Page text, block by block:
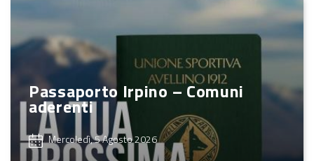
Passaporto Irpino – Comuni
aderenti
Mercoledì, 5 Agosto 2026